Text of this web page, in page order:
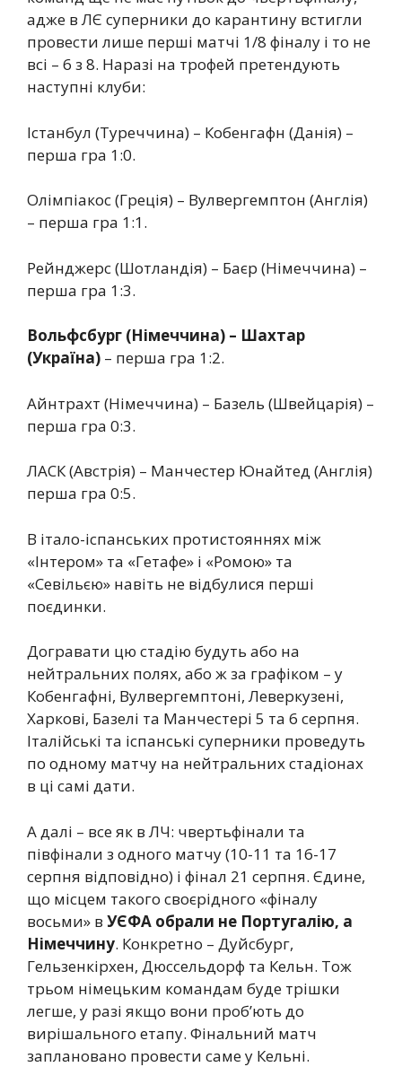
адже в ЛЄ суперники до карантину встигли
провести лише перші матчі 1/8 фіналу і то не
всі – 6 з 8. Наразі на трофей претендують
наступні клуби:
Істанбул (Туреччина) – Кобенгафн (Данія) –
перша гра 1:0.
Олімпіакос (Греція) – Вулвергемптон (Англія)
– перша гра 1:1.
Рейнджерс (Шотландія) – Баєр (Німеччина) –
перша гра 1:3.
Вольфсбург (Німеччина) – Шахтар
(Україна) – перша гра 1:2.
Айнтрахт (Німеччина) – Базель (Швейцарія) –
перша гра 0:3.
ЛАСК (Австрія) – Манчестер Юнайтед (Англія)
перша гра 0:5.
В італо-іспанських протистояннях між
«Інтером» та «Гетафе» і «Ромою» та
«Севільєю» навіть не відбулися перші
поєдинки.
Догравати цю стадію будуть або на
нейтральних полях, або ж за графіком – у
Кобенгафні, Вулвергемптоні, Леверкузені,
Харкові, Базелі та Манчестері 5 та 6 серпня.
Італійські та іспанські суперники проведуть
по одному матчу на нейтральних стадіонах
в ці самі дати.
А далі – все як в ЛЧ: чвертьфінали та
півфінали з одного матчу (10-11 та 16-17
серпня відповідно) і фінал 21 серпня. Єдине,
що місцем такого своєрідного «фіналу
восьми» в УЄФА обрали не Португалію, а
Німеччину. Конкретно – Дуйсбург,
Гельзенкірхен, Дюссельдорф та Кельн. Тож
трьом німецьким командам буде трішки
легше, у разі якщо вони проб’ють до
вирішального етапу. Фінальний матч
заплановано провести саме у Кельні.